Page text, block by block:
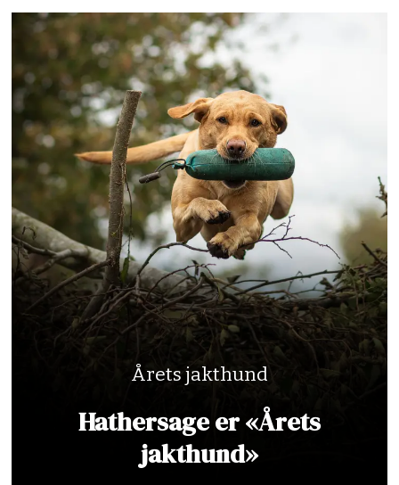
Årets jakthund
Hathersage er «Årets
jakthund»